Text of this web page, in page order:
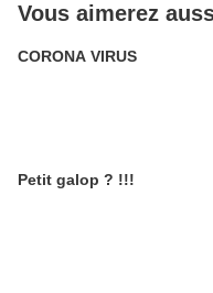
Vous aimerez
CORONA VIRUS
Petit galop ? !!!